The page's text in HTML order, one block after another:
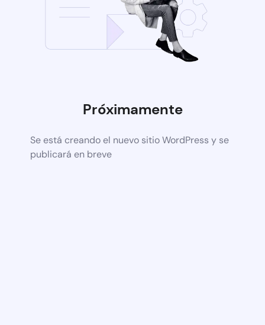
Próximamente
Se está creando el nuevo sitio WordPress y se
publicará en breve